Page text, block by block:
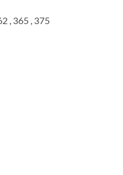
, 365 , 375